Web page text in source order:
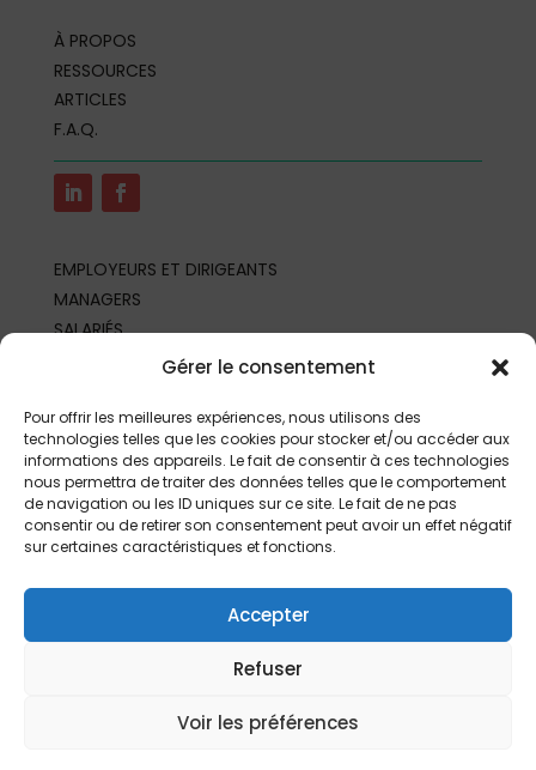
Gérer le consentement
Pour offrir les meilleures expériences, nous utilisons des
technologies telles que les cookies pour stocker et/ou accéder aux
informations des appareils. Le fait de consentir à ces technologies
nous permettra de traiter des données telles que le comportement
de navigation ou les ID uniques sur ce site. Le fait de ne pas
consentir ou de retirer son consentement peut avoir un effet négatif
sur certaines caractéristiques et fonctions.
Accepter
Refuser
Voir les préférences
À PROPOS
RESSOURCES
ARTICLES
F.A.Q.
EMPLOYEURS ET DIRIGEANTS
MANAGERS
SALARIÉS
REPRÉSENTANTS DU PERSONNEL
PARTENAIRES ET PROFESSIONNELS
Mentions légales